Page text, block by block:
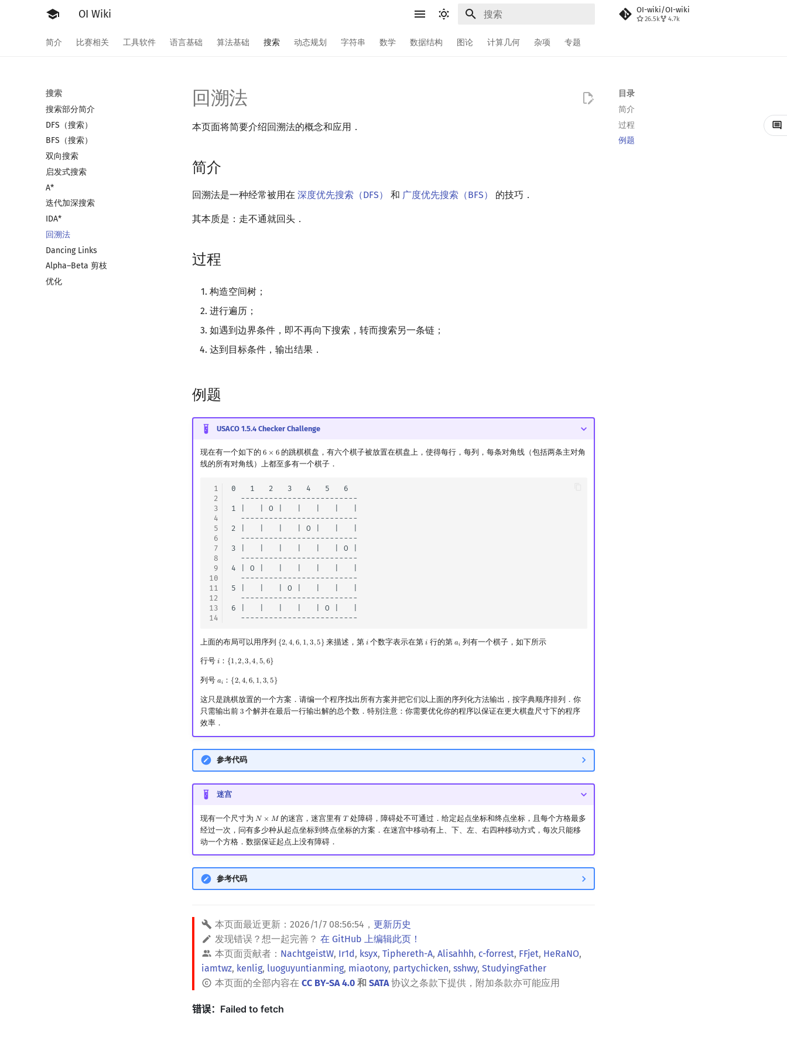
OI Wiki OI-wiki/OI-wiki
26.5k 4.7k
简介 比赛相关 工具软件 语言基础 算法基础 搜索 动态规划 字符串 数学 数据结构 图论 计算几何 杂项 专题
搜索
搜索部分简介
DFS（搜索）
BFS（搜索）
双向搜索
启发式搜索
A*
迭代加深搜索
IDA*
回溯法
Dancing Links
Alpha–Beta 剪枝
优化
目录
简介
过程
例题
回溯法
本页面将简要介绍回溯法的概念和应用．
简介
回溯法是一种经常被用在 深度优先搜索（DFS） 和 广度优先搜索（BFS） 的技巧．
其本质是：走不通就回头．
过程
构造空间树；
进行遍历；
如遇到边界条件，即不再向下搜索，转而搜索另一条链；
达到目标条件，输出结果．
例题
USACO 1.5.4 Checker Challenge
现在有一个如下的 6 × 6
6 ×6
的跳棋棋盘，有六个棋子被放置在棋盘上，使得每行，每列，每条对角线（包括两条主对角
线的所有对角线）上都至多有一个棋子．
1
2
3
4
5
6
7
8
9
10
11
12
13
14
0   1   2   3   4   5   6
  -------------------------
1 |   | O |   |   |   |   |
  -------------------------
2 |   |   |   | O |   |   |
  -------------------------
3 |   |   |   |   |   | O |
  -------------------------
4 | O |   |   |   |   |   |
  -------------------------
5 |   |   | O |   |   |   |
  -------------------------
6 |   |   |   |   | O |   |
上面的布局可以用序列 {2,4,6, 1,3,5}
{2,4,6 ,1, 3,5} 来描述，第 𝑖i 个数字表示在第𝑖i 行的第 𝑎𝑖
ai 列有一个棋子，如下所示
行号 𝑖i： {1,2,3,4,5,6}
{1,2,3,4,5,6}
列号 𝑎𝑖
ai ： {2,4,6, 1,3,5}
{2,4,6 ,1, 3,5}
这只是跳棋放置的一个方案．请编一个程序找出所有方案并把它们以上面的序列化方法输出，按字典顺序排列．你
只需输出前 3
3个解并在最后一行输出解的总个数．特别注意：你需要优化你的程序以保证在更大棋盘尺寸下的程序
效率．
参考代码
迷宫
现有一个尺寸为 𝑁 × 𝑀
N× M 的迷宫，迷宫里有 𝑇
T处障碍，障碍处不可通过．给定起点坐标和终点坐标，且每个方格最多
经过一次，问有多少种从起点坐标到终点坐标的方案．在迷宫中移动有上、下、左、右四种移动方式，每次只能移
动一个方格．数据保证起点上没有障碍．
参考代码
本页面最近更新： 2026/1/7 08:56:54 ， 更新历史
发现错误？想一起完善？ 在 GitHub 上编辑此页！
本页面贡献者： NachtgeistW, Ir1d , ksyx, Tiphereth-A, Alisahhh, c-forrest, FFjet, HeRaNO,
iamtwz, kenlig, luoguyuntianming, miaotony, partychicken, sshwy, StudyingFather
本页面的全部内容在 CC BY-SA 4.0 和 SATA协议之条款下提供，附加条款亦可能应用